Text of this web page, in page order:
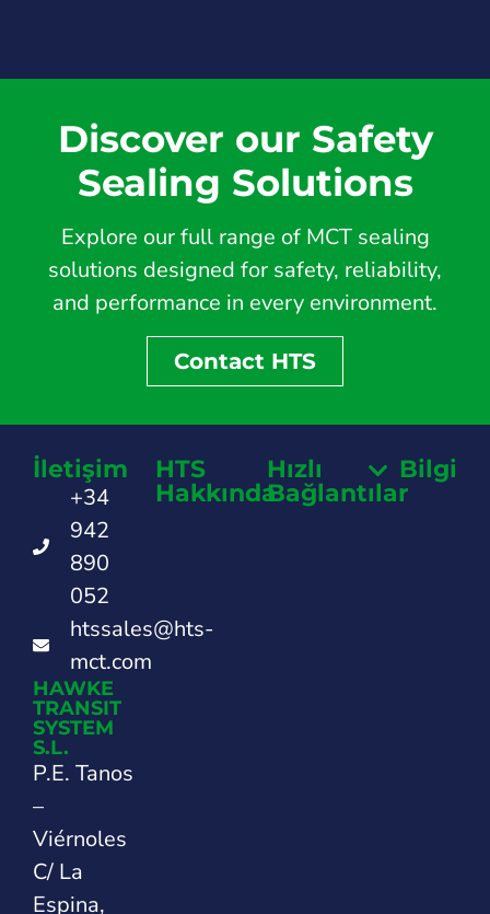
Discover our Safety
Sealing Solutions
Explore our full range of MCT sealing
solutions designed for safety, reliability,
and performance in every environment.
Contact HTS
İletişim
+34
942
890
052
htssales@hts-
mct.com
HAWKE
TRANSIT
SYSTEM
S.L.
P.E. Tanos
–
Viérnoles
C/ La
Espina,
HTS
Hakkında
Hızlı
Bağlantılar
Bilgi